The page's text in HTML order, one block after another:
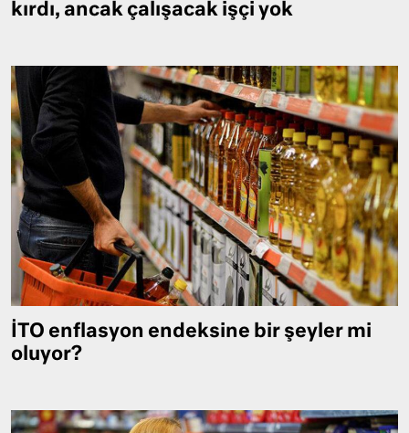
kırdı, ancak çalışacak işçi yok
İTO enflasyon endeksine bir şeyler mi
oluyor?